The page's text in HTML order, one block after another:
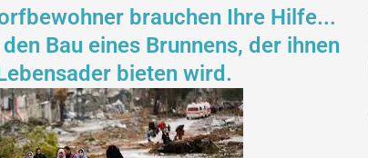
brauchen Ihre Hilfe...
Bau eines Brunnens, der ihnen
bieten wird.